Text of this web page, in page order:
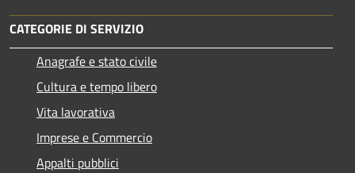
CATEGORIE DI SERVIZIO
Anagrafe e stato civile
Cultura e tempo libero
Vita lavorativa
Imprese e Commercio
Appalti pubblici